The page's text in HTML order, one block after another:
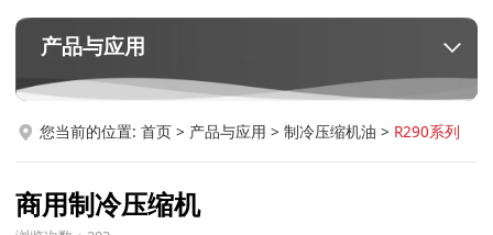
产品与应用
您当前的位置:首页 > 产品与应用 >制冷压缩机油 > R290系列
商用制冷压缩机